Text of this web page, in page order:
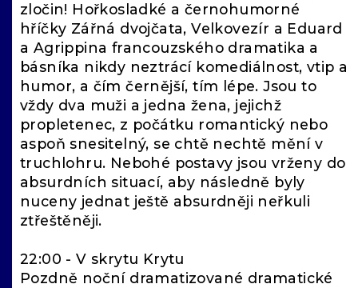
zločin! Hořkosladké a černohumorné
hříčky Zářná dvojčata, Velkovezír a Eduard
a Agrippina francouzského dramatika a
básníka nikdy neztrácí komediálnost, vtip a
humor, a čím černější, tím lépe. Jsou to
vždy dva muži a jedna žena, jejichž
propletenec, z počátku romantický nebo
aspoň snesitelný, se chtě nechtě mění v
truchlohru. Nebohé postavy jsou vrženy do
absurdních situací, aby následně byly
nuceny jednat ještě absurdněji neřkuli
ztřeštěněji.
22:00 - V skrytu Krytu
Pozdně noční dramatizované dramatické